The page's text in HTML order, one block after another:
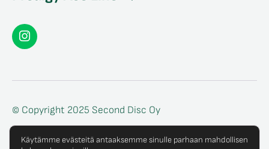
Seconddisc
© Copyright 2025 Second Disc Oy
Tietosuojaseloste
Käytämme evästeitä antaaksemme sinulle parhaan mahdollisen